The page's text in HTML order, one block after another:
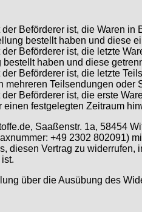
Beförderer ist, die Waren
bestellt haben und diese
Beförderer ist, die letzte
haben und diese
Beförderer ist, die letzte
Teilsendungen oder
Beförderer ist, die erste
festgelegten Zeitraum
Saaßenstr. 1a, 58454
+49 2302 802091)
diesen Vertrag zu
über die Ausübung des